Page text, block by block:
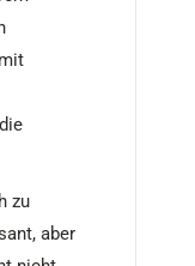
zu
aber